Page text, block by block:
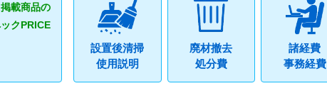
載商品の
クPRICE
設置後清掃
使用説明
廃材撤去
処分費
諸経費
事務経費